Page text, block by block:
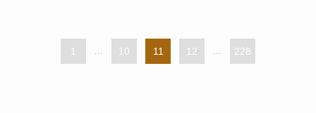
1 ... 10 11 12 ... 228